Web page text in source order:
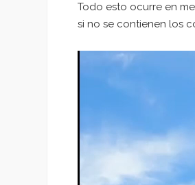
Todo esto ocurre en
si no se contienen los
Reproductor